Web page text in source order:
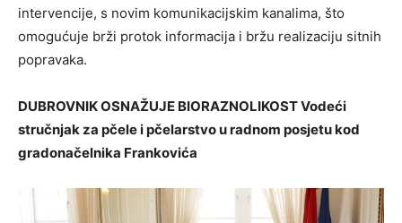
intervencije, s novim komunikacijskim kanalima, što
omogućuje brži protok informacija i bržu realizaciju sitnih
popravaka.
DUBROVNIK OSNAŽUJE BIORAZNOLIKOST Vodeći
stručnjak za pčele i pčelarstvo u radnom posjetu kod
gradonačelnika Frankovića